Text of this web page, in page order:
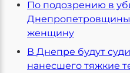
По подозрению в
женщину
В Днепре будут
нанесшего тяжкие